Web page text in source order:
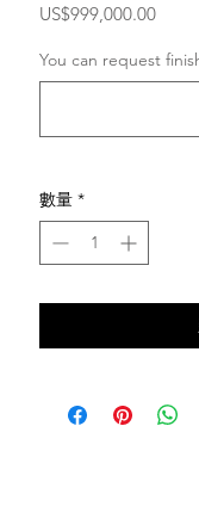
US$999,000.00價
You can request
數量 *